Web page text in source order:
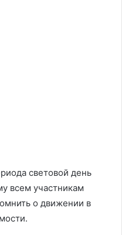
световой день
всем участникам
о движении в